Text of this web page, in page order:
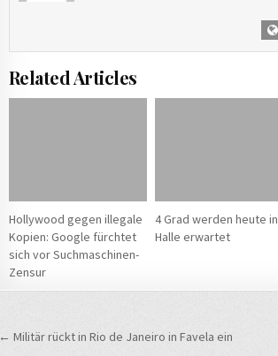
Related Articles
Hollywood gegen illegale
Kopien: Google fürchtet
sich vor Suchmaschinen-
Zensur
4 Grad werden heute in
Halle erwartet
Beitragsnavigation
← Militär rückt in Rio de Janeiro in Favela ein